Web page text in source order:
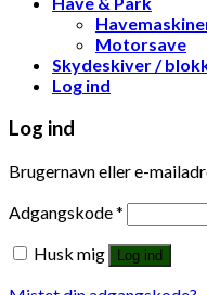
Motorsave
Skydeskiver /
Log ind
Log ind
Brugernavn eller e-
Adgangskode*
Husk mig
Log ind